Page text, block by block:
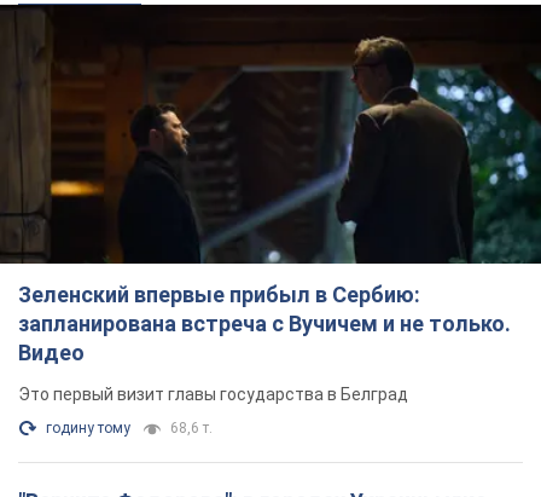
Зеленский впервые прибыл в Сербию:
запланирована встреча с Вучичем и не только.
Видео
Это первый визит главы государства в Белград
годину тому 68,6 т.